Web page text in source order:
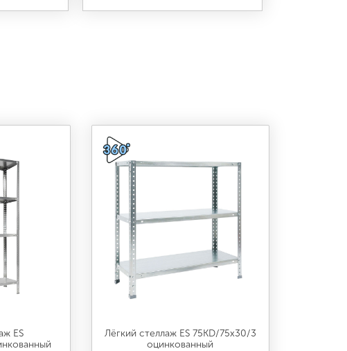
ES
Лёгкий стеллаж ES 75KD/75x30/3
оцинкованный